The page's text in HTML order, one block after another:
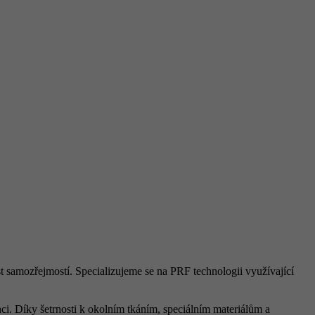
Specializujeme se na PRF technologii využívající
Díky šetrnosti k okolním tkáním, speciálním materiálům a